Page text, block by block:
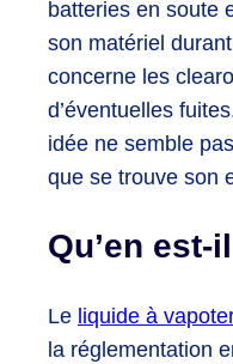
batteries en soute
son matériel
concerne les
d’éventuelles
idée ne semble
que se trouve son
Qu’en
Le liquide à
la réglementation